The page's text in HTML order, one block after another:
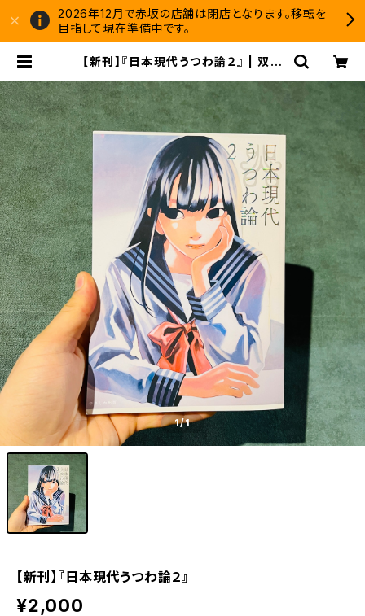
2026年12月で赤坂の店舗は閉店となります。移転を
目指して現在準備中です。
【新刊】『日本現代うつわ論２』 | 双子
1/1
【新刊】『日本現代うつわ論２』
¥2,000